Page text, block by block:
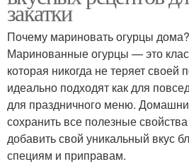
закатки
Почему мариновать огурцы дома?
Маринованные огурцы — это
которая никогда не теряет своей
идеально подходят как для
для праздничного меню.
сохранить все полезные
добавить свой уникальный вкус
специям и приправам.